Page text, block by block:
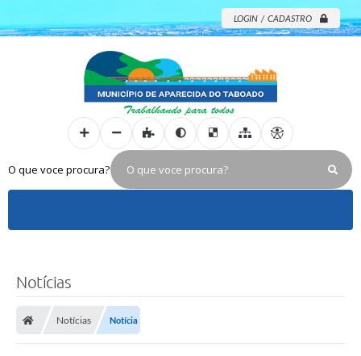
LOGIN / CADASTRO
O que voce procura?
Notícias
Notícias Notícia